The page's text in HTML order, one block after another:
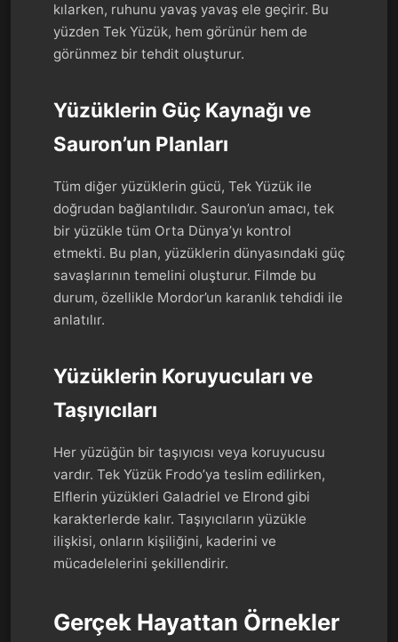
kılarken, ruhunu yavaş yavaş ele geçirir. Bu
yüzden Tek Yüzük, hem görünür hem de
görünmez bir tehdit oluşturur.
Yüzüklerin Güç Kaynağı ve
Sauron’un Planları
Tüm diğer yüzüklerin gücü, Tek Yüzük ile
doğrudan bağlantılıdır. Sauron’un amacı, tek
bir yüzükle tüm Orta Dünya’yı kontrol
etmekti. Bu plan, yüzüklerin dünyasındaki güç
savaşlarının temelini oluşturur. Filmde bu
durum, özellikle Mordor’un karanlık tehdidi ile
anlatılır.
Yüzüklerin Koruyucuları ve
Taşıyıcıları
Her yüzüğün bir taşıyıcısı veya koruyucusu
vardır. Tek Yüzük Frodo’ya teslim edilirken,
Elflerin yüzükleri Galadriel ve Elrond gibi
karakterlerde kalır. Taşıyıcıların yüzükle
ilişkisi, onların kişiliğini, kaderini ve
mücadelelerini şekillendirir.
Gerçek Hayattan Örnekler